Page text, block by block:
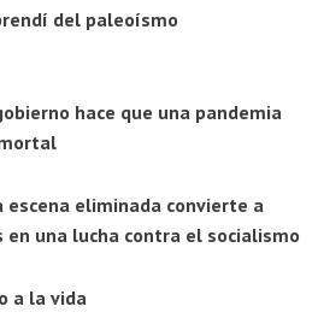
del paleoísmo
hace que una pandemia
escena eliminada convierte a
en una lucha contra el socialismo
a la vida